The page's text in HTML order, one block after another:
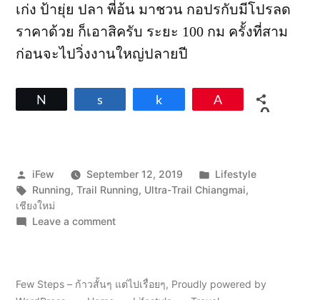
เก่ง ป้ายุ่ย ปลา พี่อ้น มาชวน กอปรกับมีโปรลด
ราคาด้วย ก็เอาสิครับ ระยะ 100 กม ครั้งที่สาม
ก่อนจะไปวิ่งงานใหญ่ปลายปี
0
Posted
by
iFew September 12, 2019
Posted
in
Lifestyle
Tags:
Running,Trail Running, Ultra-Trail Chiangmai,
เชียงใหม่
Leave a commenton
Mai
Few Steps – ก้าวสั้นๆ แต่ไปเรื่อยๆ, Proudly powered by